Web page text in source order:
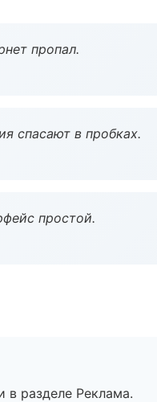
пропал.
спасают в пробках.
простой.
разделе Реклама.